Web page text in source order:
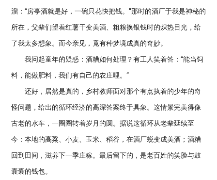
溜：“房亭酒就是好，一碗只花快把钱。”那时的酒厂于我是神秘的
所在，父辈们望着红薯干变美酒、粗粮换银钱时的炽热目光，给
了我太多想象。而今亲见，竟有种梦境成真的奇妙。
我问起童年的疑惑：酒糟如何处理？有工人笑着答：“能当饲
料，能做肥料，我们有自己的农庄哩。”
还好，居然是真的，乡村教师面对那个有点执着的少年的奇
怪问题，给出的循环经济的高深答案终于具象。这情景完美得像
古老的水车，一圈圈转着岁月的圆。据说这循环从老辈延续至
今：本地的高粱、小麦、玉米、稻谷，在酒厂蜕变成美酒；酒糟
回到田间，滋养下一季庄稼。最后留下的，是老百姓的笑脸与鼓
囊囊的钱包。